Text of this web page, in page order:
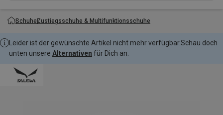
SchuheZustiegsschuhe & Multifunktionsschuhe
Leider ist der gewünschte Artikel nicht mehr verfügbar.Schau doch
unten unsere Alternativen für Dich an.